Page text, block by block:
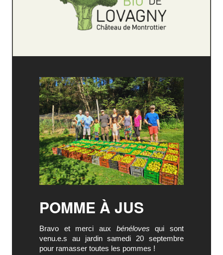
POMME À JUS
Bravo et merci aux bénélovesqui sont
venu.e.s au jardin samedi 20 septembre
pour ramasser toutes les pommes !